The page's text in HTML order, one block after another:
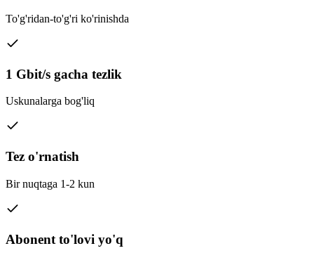
To'g'ridan-to'g'ri ko'rinishda
1 Gbit/s gacha tezlik
Uskunalarga bog'liq
Tez o'rnatish
Bir nuqtaga 1-2 kun
Abonent to'lovi yo'q